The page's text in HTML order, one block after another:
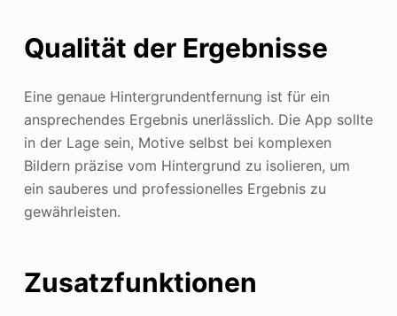
Qualität der Ergebnisse
Eine genaue Hintergrundentfernung ist für ein
ansprechendes Ergebnis unerlässlich. Die App sollte
in der Lage sein, Motive selbst bei komplexen
Bildern präzise vom Hintergrund zu isolieren, um
ein sauberes und professionelles Ergebnis zu
gewährleisten.
Zusatzfunktionen